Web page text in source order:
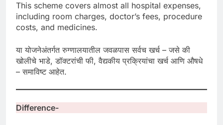
This scheme covers almost all hospital expenses,
including room charges, doctor’s fees, procedure
costs, and medicines.
या योजनेअंतर्गत रुग्णालयातील जवळपास सर्वच खर्च – जसे की
खोलीचे भाडे, डॉक्टरांची फी, वैद्यकीय प्रक्रियांचा खर्च आणि औषधे
– समाविष्ट आहेत.
Difference-